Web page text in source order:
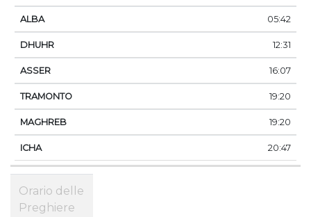
05:42
12:31
16:07
19:20
19:20
20:47
Orario delle
Preghiere